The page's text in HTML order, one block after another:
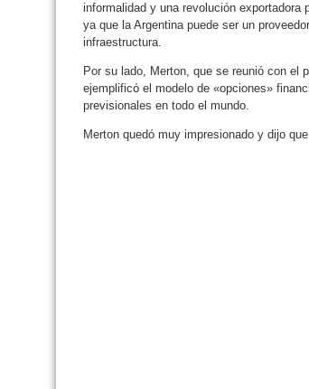
informalidad y una revolución exportadora
ya que la Argentina puede ser un
infraestructura.
Por su lado, Merton, que se reunió con el
ejemplificó el modelo de «opciones»
previsionales en todo el mundo.
Merton quedó muy impresionado y dijo